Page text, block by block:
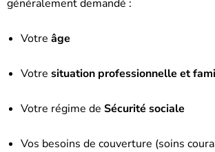
généralement demandé :
Votre âge
Votre situation professionnelle et
Votre régime de Sécurité sociale
Vos besoins de couverture (soins